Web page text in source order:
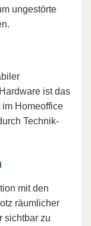
ungestörte
ist das
im Homeoffice
Technik-
mit den
räumlicher
sichtbar zu